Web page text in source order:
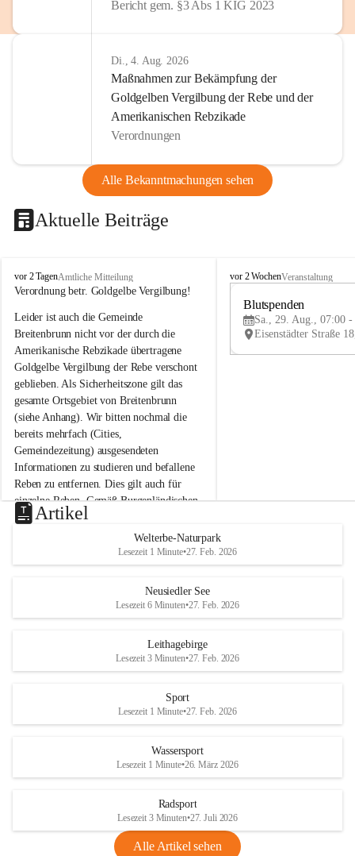
Bericht gem. §3 Abs 1 KIG 2023
Di., 4. Aug. 2026
Maßnahmen zur Bekämpfung der
Goldgelben Vergilbung der Rebe und der
Amerikanischen Rebzikade
Verordnungen
Alle Bekanntmachungen sehen
Aktuelle Beiträge
B
r
i
t
e
n
b
r
u
n
n
a
m
N
e
u
s
d
S
vor 2 TagenAmtliche Mitteilung
Verordnung betr. Goldgelbe Vergilbung!
Leider ist auch die Gemeinde
Breitenbrunn nicht vor der durch die
Amerikanische Rebzikade übertragene
Goldgelbe Vergilbung der Rebe verschont
geblieben. Als Sicherheitszone gilt das
gesamte Ortsgebiet von Breitenbrunn
(siehe Anhang). Wir bitten nochmal die
bereits mehrfach (Cities,
Gemeindezeitung) ausgesendeten
Informationen zu studieren und befallene
Reben zu entfernen. Dies gilt auch für
einzelne Reben. Gemäß Burgenländischen
Weinbaugesetz sind nicht gepflegte oder
unzulässige Weingärten zu roden! Bitte
helfen wir zusammen um unsere Winzer
vor den prognostizierten Ernteausfällen
und den daraus folgenden wirtschaftlichen
Maßnahmen zur Bekämpfung
Rebe und der Amerikanischen
Anhang VBl. EU Nr. 18
1 Seite•1,4 MB
VBl. EU Nr. 18_2026
B
e
u
e
d
r
S
vor 2 WochenVeranstaltung
Blutspenden
Sa., 29. Aug., 07:00 -
Artikel
Welterbe-Naturpark
Lesezeit 1 Minute•27. Feb. 2026
Neusiedler See
Lesezeit 6 Minuten•27. Feb. 2026
Leithagebirge
Lesezeit 3 Minuten•27. Feb. 2026
Sport
Lesezeit 1 Minute•27. Feb. 2026
Wassersport
Lesezeit 1 Minute•26. März 2026
Radsport
Lesezeit 3 Minuten•27. Juli 2026
Alle Artikel sehen